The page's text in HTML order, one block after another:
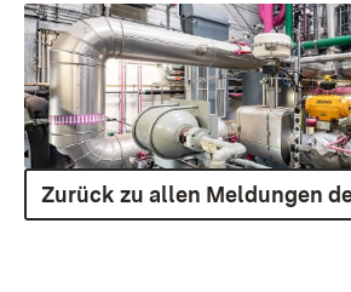
Zurück zu allen Meldungen